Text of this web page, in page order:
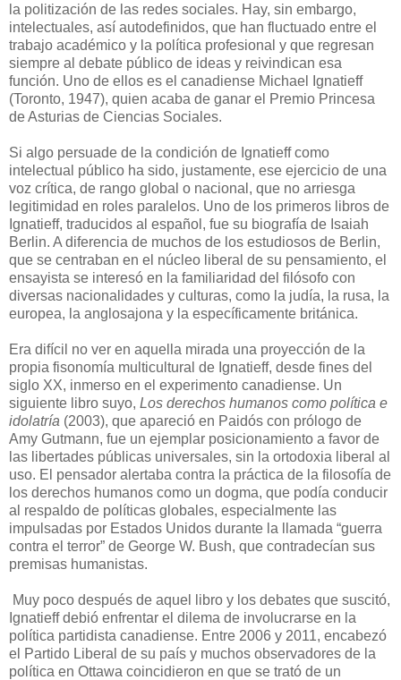
la politización de las redes sociales. Hay, sin embargo,
intelectuales, así autodefinidos, que han fluctuado entre el
trabajo académico y la política profesional y que regresan
siempre al debate público de ideas y reivindican esa
función. Uno de ellos es el canadiense Michael Ignatieff
(Toronto, 1947), quien acaba de ganar el Premio Princesa
de Asturias de Ciencias Sociales.
Si algo persuade de la condición de Ignatieff como
intelectual público ha sido, justamente, ese ejercicio de una
voz crítica, de rango global o nacional, que no arriesga
legitimidad en roles paralelos. Uno de los primeros libros de
Ignatieff, traducidos al español, fue su biografía de Isaiah
Berlin. A diferencia de muchos de los estudiosos de Berlin,
que se centraban en el núcleo liberal de su pensamiento, el
ensayista se interesó en la familiaridad del filósofo con
diversas nacionalidades y culturas, como la judía, la rusa, la
europea, la anglosajona y la específicamente británica.
Era difícil no ver en aquella mirada una proyección de la
propia fisonomía multicultural de Ignatieff, desde fines del
siglo XX, inmerso en el experimento canadiense. Un
siguiente libro suyo, Los derechos humanos como política e
idolatría (2003), que apareció en Paidós con prólogo de
Amy Gutmann, fue un ejemplar posicionamiento a favor de
las libertades públicas universales, sin la ortodoxia liberal al
uso. El pensador alertaba contra la práctica de la filosofía de
los derechos humanos como un dogma, que podía conducir
al respaldo de políticas globales, especialmente las
impulsadas por Estados Unidos durante la llamada “guerra
contra el terror” de George W. Bush, que contradecían sus
premisas humanistas.
Muy poco después de aquel libro y los debates que suscitó,
Ignatieff debió enfrentar el dilema de involucrarse en la
política partidista canadiense. Entre 2006 y 2011, encabezó
el Partido Liberal de su país y muchos observadores de la
política en Ottawa coincidieron en que se trató de un